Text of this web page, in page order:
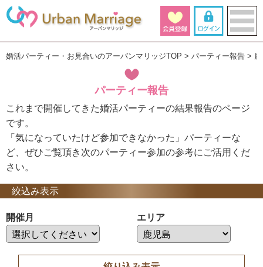
婚活パーティー・お見合いのアーバンマリッジTOP パーティー報告
パーティー報告
これまで開催してきた婚活パーティーの結果報告のページ
です。
「気になっていたけど参加できなかった」パーティーな
ど、ぜひご覧頂き次のパーティー参加の参考にご活用くだ
さい。
絞込み表示
開催月 エリア